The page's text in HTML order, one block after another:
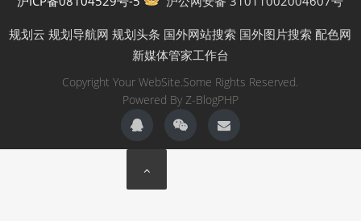
规划云 规划导航网 规划头条 国外网站搜索 国外图片搜索 配色网
新媒体管家工作台
Copyright Your WebSite.Some Rights Reserved.
Powered By Z-BlogPHP